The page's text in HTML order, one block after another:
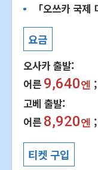
「오쓰카 국
요금
오사카 출발:
어른 9,640엔
고베 출발:
어른 8,920엔
티켓 구입